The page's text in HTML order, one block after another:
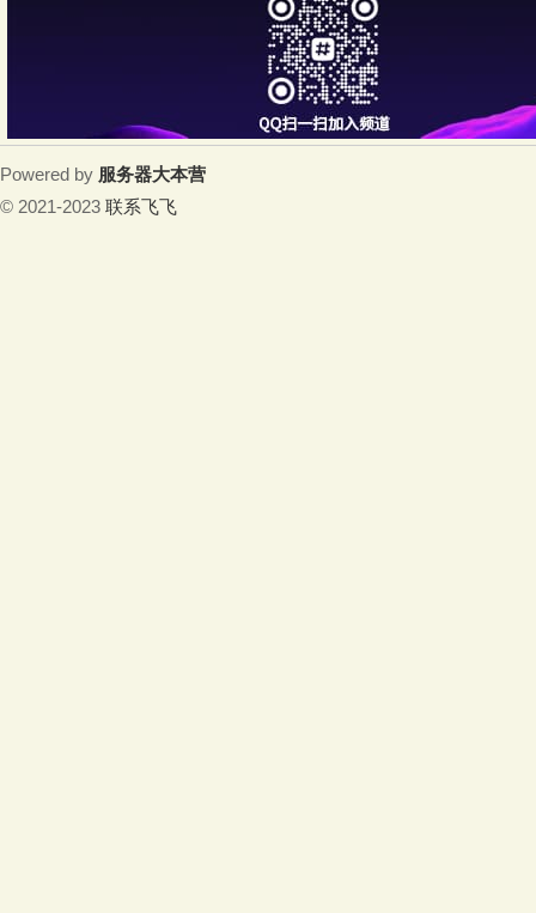
Powered by 服务器大本营
© 2021-2023 联系飞飞